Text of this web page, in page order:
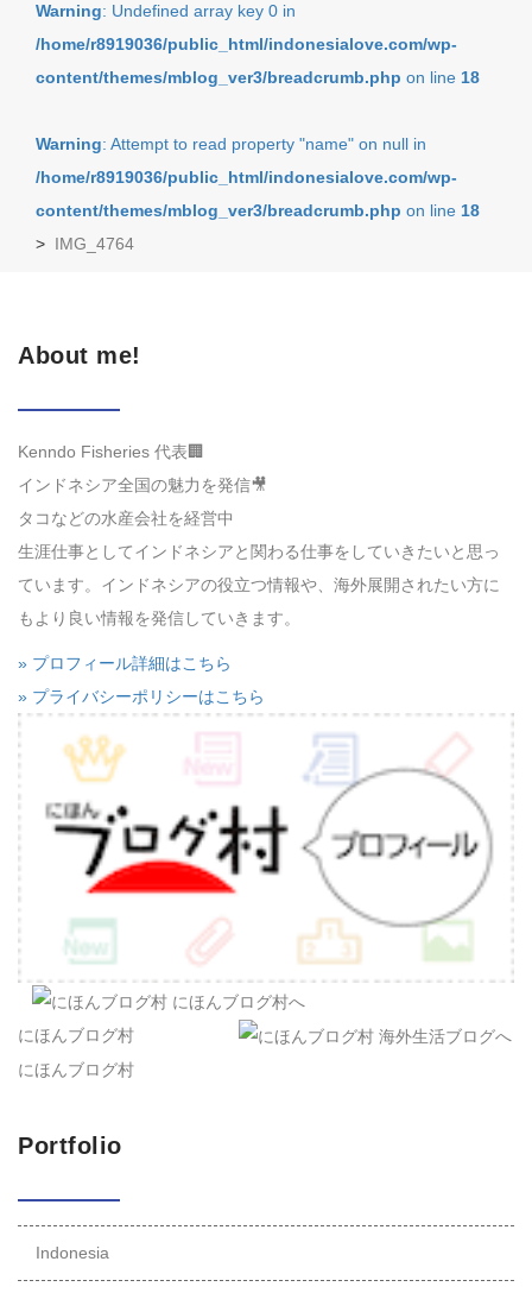
Warning: Undefined array key 0 in
/home/r8919036/public_html/indonesialove.com/wp-
content/themes/mblog_ver3/breadcrumb.php on line 18
Warning: Attempt to read property "name" on null in
/home/r8919036/public_html/indonesialove.com/wp-
content/themes/mblog_ver3/breadcrumb.php on line 18
> IMG_4764
About me!
Kenndo Fisheries 代表🏢
インドネシア全国の魅力を発信🎥
タコなどの水産会社を経営中
生涯仕事としてインドネシアと関わる仕事をしていきたいと思っ
ています。インドネシアの役立つ情報や、海外展開されたい方に
もより良い情報を発信していきます。
» プロフィール詳細はこちら
» プライバシーポリシーはこちら
にほんブログ村
にほんブログ村
Portfolio
Indonesia